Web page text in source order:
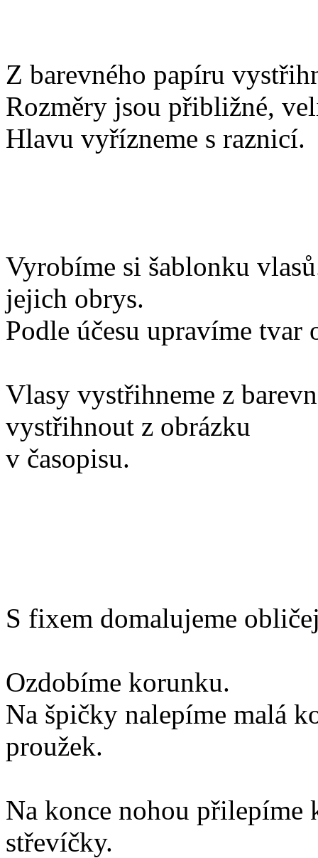
Z barevného papíru
Rozměry jsou přibližné,
Hlavu vyřízneme s
Vyrobíme si šablonku
jejich obrys.
Podle účesu upravíme
Vlasy vystřihneme z
vystřihnout z obrázku
v časopisu.
S fixem domalujeme
Ozdobíme korunku.
Na špičky nalepíme malá
proužek.
Na konce nohou
střevíčky.